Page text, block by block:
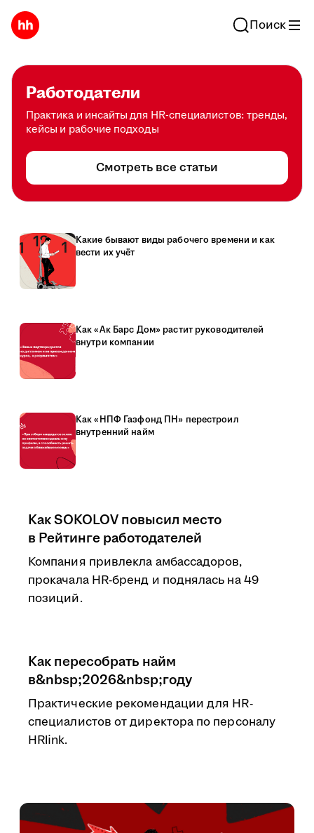
Поиск
Работодатели
Практика и инсайты для HR-специалистов: тренды,
кейсы и рабочие подходы
Смотреть все статьи
Какие бывают виды рабочего времени и как
вести их учёт
Как «Ак Барс Дом» растит руководителей
внутри компании
Как «НПФ Газфонд ПН» перестроил
внутренний найм
Как SOKOLOV повысил место
в Рейтинге работодателей
Компания привлекла амбассадоров,
прокачала HR-бренд и поднялась на 49
позиций.
Как пересобрать найм
в&nbsp;2026&nbsp;году
Практические рекомендации для HR-
специалистов от директора по персоналу
HRlink.